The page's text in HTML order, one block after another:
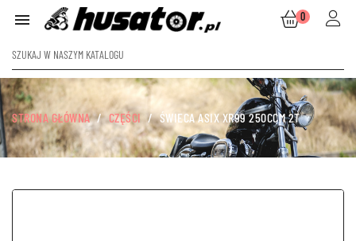
 0
STRONA GŁÓWNA CZĘŚCI ŚWIECA ASIX XR99 250CCM 2T